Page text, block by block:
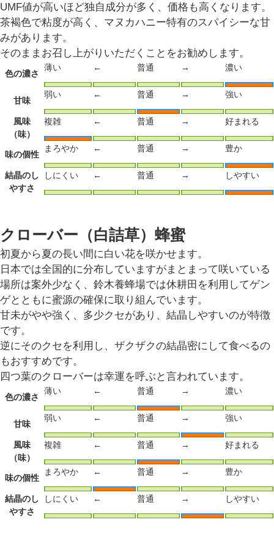
UMF値が高いほど独自成分が多く、価格も高くなります。
茶褐色で粘度が高く、マヌカハニー特有のスパイシーな甘
みがあります。
そのままお召し上がりいただくことをお勧めします。
色の濃さ
薄い ← 普通 → 濃い
甘味
弱い ← 普通 → 強い
風味
（味）
複雑 ← 普通 → 好まれる
味の個性
まろやか ← 普通 → 豊か
結晶のし
やすさ
しにくい ← 普通 → しやすい
クローバー（白詰草）蜂蜜
初夏から夏の長い間に白い花を咲かせます。
日本では全国的に分布していますがまとまって咲いている
場所は案外少なく、鈴木養蜂場では休耕田を利用してゲン
ゲとともに蜜源の確保に取り組んでいます。
甘未がやや強く、多少クセがあり、結晶しやすいのが特徴
です。
逆にそのクセを利用し、ザクザクの結晶密にして食べるの
もおすすめです。
四つ葉のクローバーは幸運を呼ぶと言われています。
色の濃さ
薄い ← 普通 → 濃い
甘味
弱い ← 普通 → 強い
風味
（味）
複雑 ← 普通 → 好まれる
味の個性
まろやか ← 普通 → 豊か
結晶のし
やすさ
しにくい ← 普通 → しやすい